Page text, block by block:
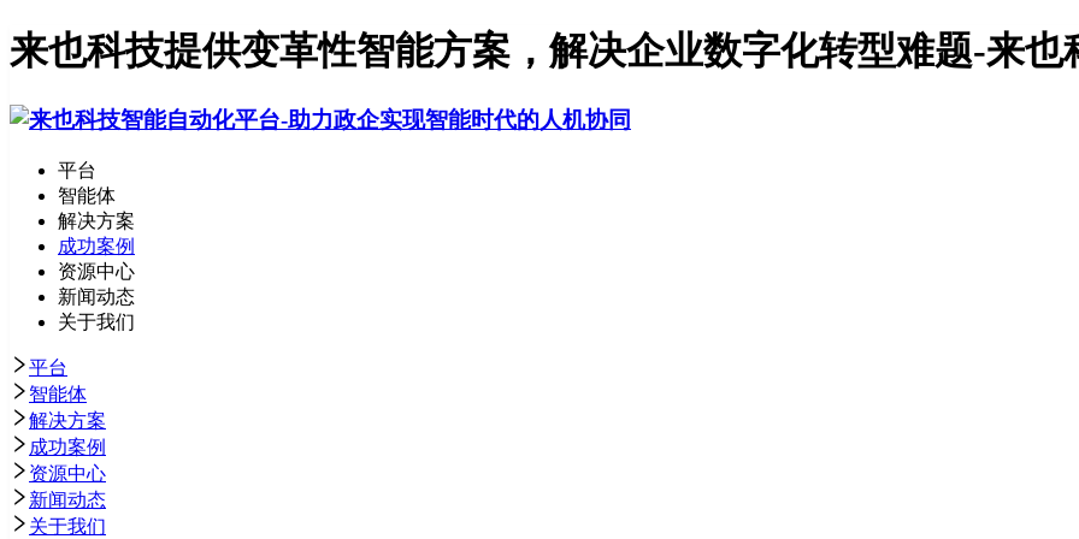
来也科技提供变革性智能方案，解决企业数字化转型难题-来也
平台
智能体
解决方案
成功案例
资源中心
新闻动态
关于我们
平台
智能体
解决方案
成功案例
资源中心
新闻动态
关于我们